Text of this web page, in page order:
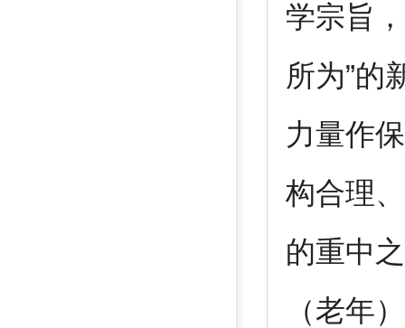
学宗旨
所为”的
力量作
构合理
的重中
（老年